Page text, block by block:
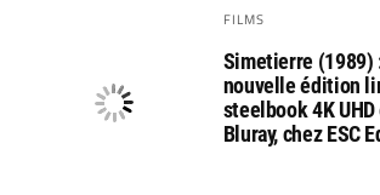
FILMS
Simetierre (1989)
nouvelle édition
steelbook 4K
Bluray, chez ESC